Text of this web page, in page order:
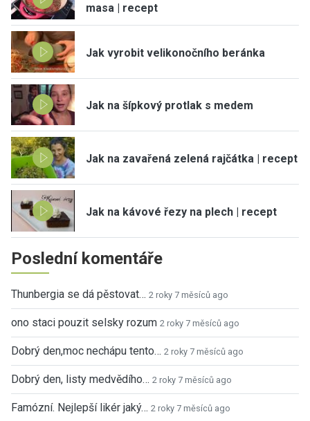
masa | recept
Jak vyrobit velikonočního beránka
Jak na šípkový protlak s medem
Jak na zavařená zelená rajčátka | recept
Jak na kávové řezy na plech | recept
Poslední komentáře
Thunbergia se dá pěstovat… 2 roky 7 měsíců ago
ono staci pouzit selsky rozum 2 roky 7 měsíců ago
Dobrý den,moc nechápu tento… 2 roky 7 měsíců ago
Dobrý den, listy medvědího… 2 roky 7 měsíců ago
Famózní. Nejlepší likér jaký… 2 roky 7 měsíců ago